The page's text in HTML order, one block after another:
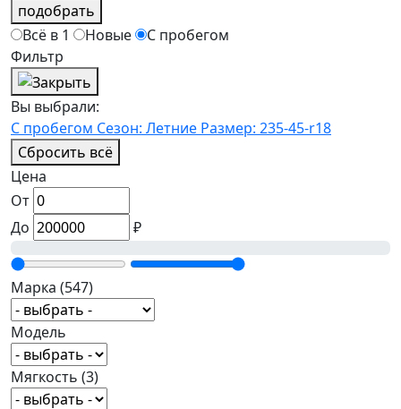
подобрать
Всё в 1
Новые
С пробегом
Фильтр
Вы выбрали:
С пробегом Сезон: Летние Размер: 235-45-r18
Сбросить всё
Цена
От
До
₽
Марка (547)
Модель
Мягкость (3)